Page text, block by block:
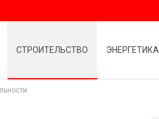
СТРОИТЕЛЬСТВО ЭНЕРГЕТИКА